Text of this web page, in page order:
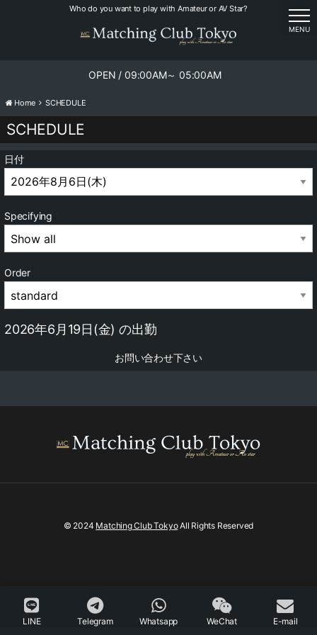
Who do you want to play with Amateur or AV Star?
OPEN / 09:00AM～ 05:00AM
Home SCHEDULE
SCHEDULE
日付
Specifying
Order
2026年6月19日(金) の出勤
お問い合わせ下さい
MENU
© 2024 Matching Club TokyoAll Rights Reserved
LINE Telegram Whatsapp WeChat E-mail